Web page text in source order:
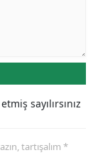
sayılırsınız
tartışalım *